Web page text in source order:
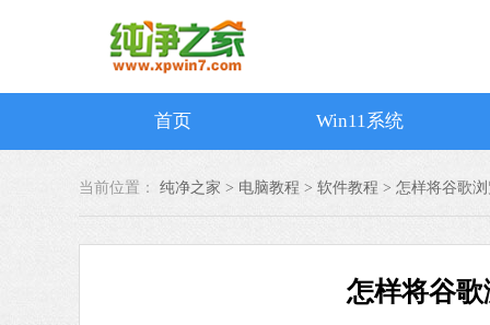
首页 Win11系统
当前位置： 纯净之家 > 电脑教程 > 软件教程 > 怎样将谷歌
怎样将谷